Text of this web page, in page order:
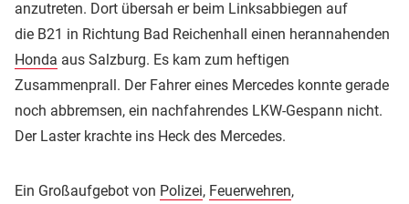
anzutreten. Dort übersah er beim Linksabbiegen auf
die B21 in Richtung Bad Reichenhall einen herannahenden
Honda aus Salzburg. Es kam zum heftigen
Zusammenprall. Der Fahrer eines Mercedes konnte gerade
noch abbremsen, ein nachfahrendes LKW-Gespann nicht.
Der Laster krachte ins Heck des Mercedes.
Ein Großaufgebot von Polizei, Feuerwehren,